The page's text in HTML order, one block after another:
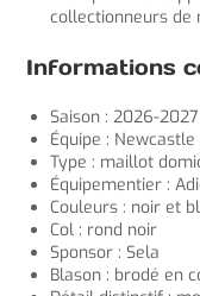
collectionneurs
Informations
Saison : 2026-2027
Équipe : Newcastle
Type : maillot
Équipementier :
Couleurs : noir et
Col : rond noir
Sponsor : Sela
Blason : brodé en